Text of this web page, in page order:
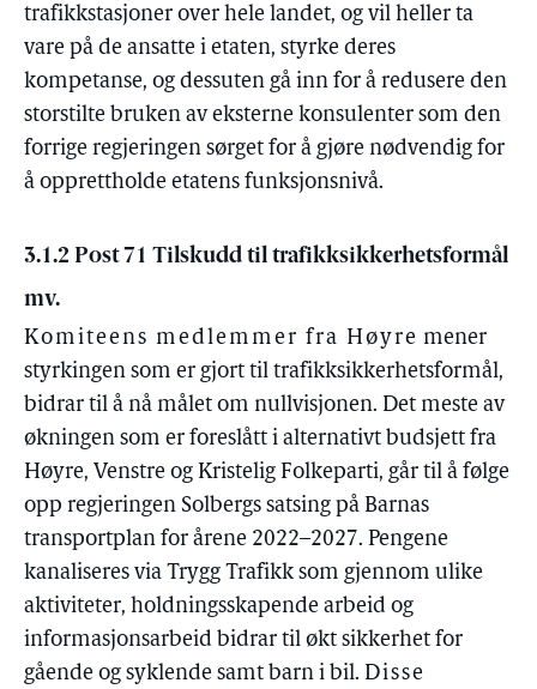
trafikkstasjoner over hele landet, og vil heller ta
vare på de ansatte i etaten, styrke deres
kompetanse, og dessuten gå inn for å redusere den
storstilte bruken av eksterne konsulenter som den
forrige regjeringen sørget for å gjøre nødvendig for
å opprettholde etatens funksjonsnivå.
3.1.2 Post 71 Tilskudd til trafikksikkerhetsformål
mv.
Komiteens medlemmer fra Høyre mener
styrkingen som er gjort til trafikksikkerhetsformål,
bidrar til å nå målet om nullvisjonen. Det meste av
økningen som er foreslått i alternativt budsjett fra
Høyre, Venstre og Kristelig Folkeparti, går til å følge
opp regjeringen Solbergs satsing på Barnas
transportplan for årene 2022–2027. Pengene
kanaliseres via Trygg Trafikk som gjennom ulike
aktiviteter, holdningsskapende arbeid og
informasjonsarbeid bidrar til økt sikkerhet for
gående og syklende samt barn i bil. Disse